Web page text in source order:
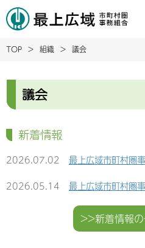
TOP 組織 議会
議会
新着情報
2026.07.02
最上広域市町村圏
2026.05.14
最上広域市町村圏
>>新着情報